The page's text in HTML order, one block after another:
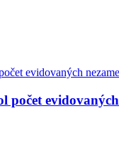
počet evidovaných